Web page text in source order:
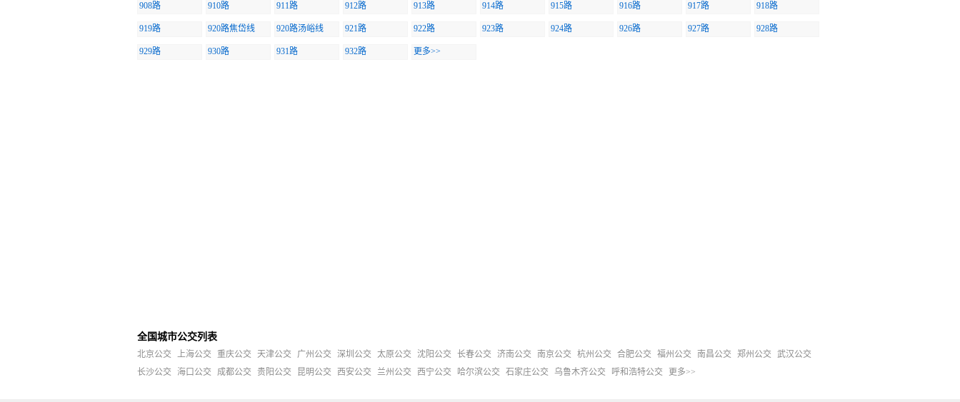
908路 910路 911路 912路 913路 914路 915路 916路 917路 918路
919路 920路焦岱线 920路汤峪线 921路 922路 923路 924路 926路 927路 928路
929路 930路 931路 932路 更多>>
全国城市公交列表
北京公交 上海公交 重庆公交 天津公交 广州公交 深圳公交 太原公交 沈阳公交 长春公交 济南公交 南京公交 杭州公交 合肥公交 福州公交 南昌公交 郑州公交
武汉公交
长沙公交
海口公交 成都公交 贵阳公交 昆明公交 西安公交 兰州公交 西宁公交 哈尔滨公交 石家庄公交 乌鲁木齐公交 呼和浩特公交 更多>>